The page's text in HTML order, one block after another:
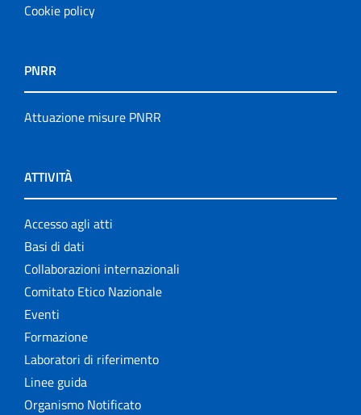
Cookie policy
PNRR
Attuazione misure PNRR
ATTIVITÀ
Accesso agli atti
Basi di dati
Collaborazioni internazionali
Comitato Etico Nazionale
Eventi
Formazione
Laboratori di riferimento
Linee guida
Organismo Notificato